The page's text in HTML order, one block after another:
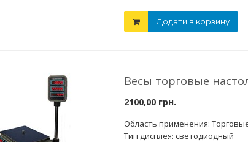
Додати в корзину
Весы торговые
2100,00 грн.
Область применения:
Тип дисплея: светодиодный